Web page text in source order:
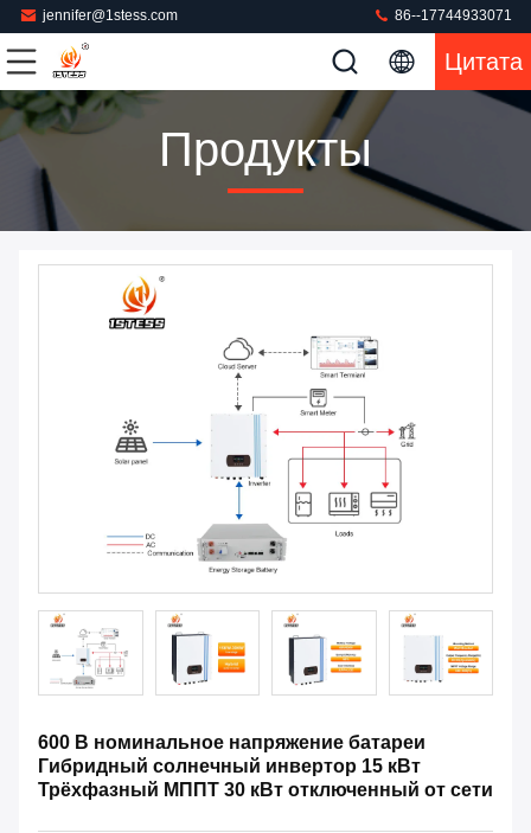
jennifer@1stess.com 86--17744933071
Цитата
Продукты
600 В номинальное напряжение батареи
Гибридный солнечный инвертор 15 кВт
Трёхфазный МППТ 30 кВт отключенный от сети